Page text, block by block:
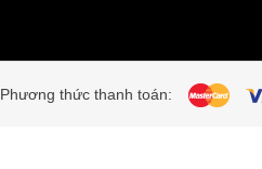
Phương thức thanh toán: